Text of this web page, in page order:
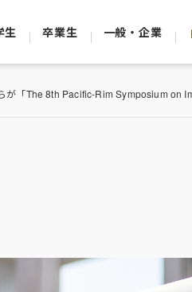
生 卒業生 一般・企業
が「The 8th Pacific-Rim Symposium on